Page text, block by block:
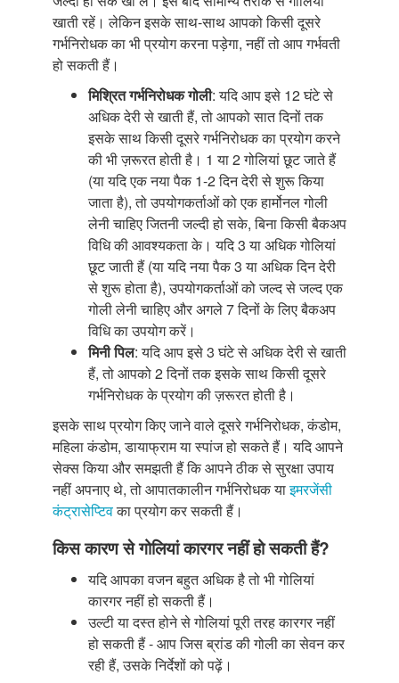
खाती रहें। लेकिन इसके साथ-साथ आपको किसी दूसरे
गर्भनिरोधक का भी प्रयोग करना पड़ेगा, नहीं तो आप गर्भवती
हो सकती हैं।
मिश्रित गर्भनिरोधक गोली: यदि आप इसे 12 घंटे से
अधिक देरी से खाती हैं, तो आपको सात दिनों तक
इसके साथ किसी दूसरे गर्भनिरोधक का प्रयोग करने
की भी ज़रूरत होती है। 1 या 2 गोलियां छूट जाते हैं
(या यदि एक नया पैक 1-2 दिन देरी से शुरू किया
जाता है), तो उपयोगकर्ताओं को एक हार्मोनल गोली
लेनी चाहिए जितनी जल्दी हो सके, बिना किसी बैकअप
विधि की आवश्यकता के। यदि 3 या अधिक गोलियां
छूट जाती हैं (या यदि नया पैक 3 या अधिक दिन देरी
से शुरू होता है), उपयोगकर्ताओं को जल्द से जल्द एक
गोली लेनी चाहिए और अगले 7 दिनों के लिए बैकअप
विधि का उपयोग करें।
मिनी पिल: यदि आप इसे 3 घंटे से अधिक देरी से खाती
हैं, तो आपको 2 दिनों तक इसके साथ किसी दूसरे
गर्भनिरोधक के प्रयोग की ज़रूरत होती है।
इसके साथ प्रयोग किए जाने वाले दूसरे गर्भनिरोधक, कंडोम,
महिला कंडोम, डायाफ्राम या स्पांज हो सकते हैं। यदि आपने
सेक्स किया और समझती हैं कि आपने ठीक से सुरक्षा उपाय
नहीं अपनाए थे, तो आपातकालीन गर्भनिरोधक याइमरजेंसी
कंट्रासेप्टिवका प्रयोग कर सकती हैं।
किस कारण से गोलियां कारगर नहीं हो सकती हैं?
यदि आपका वजन बहुत अधिक है तो भी गोलियां
कारगर नहीं हो सकती हैं।
उल्टी या दस्त होने से गोलियां पूरी तरह कारगर नहीं
हो सकती हैं - आप जिस ब्रांड की गोली का सेवन कर
रही हैं, उसके निर्देशों को पढ़ें।